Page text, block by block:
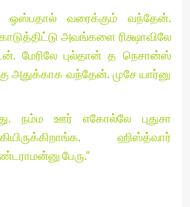
ஒஸ்பதால் வரைக்கும் வந்தேன்.
அவங்களை ரிக்ஷாவிலே
மேரிலே புல்தான் த நெசான்ஸ்
அதுக்காக வந்தேன். முசே யார்னு
நம்ம ஊர் எகோல்லே புதுசா
ஹிஸ்த்வார்
பேரு.”